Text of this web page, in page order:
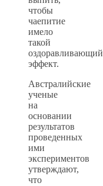
чтобы
чаепитие
имело
такой
оздоравливающий
эффект.
Австралийские
ученые
на
основании
результатов
проведенных
ими
экспериментов
утверждают,
что